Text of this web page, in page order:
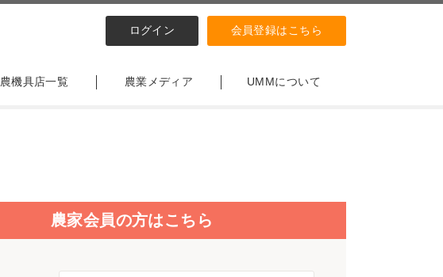
ログイン 会員登録はこちら
農機具店一覧 農業メディア UMMについて
農家会員の方はこちら